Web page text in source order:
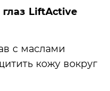
LiftActive
с маслами
кожу вокруг